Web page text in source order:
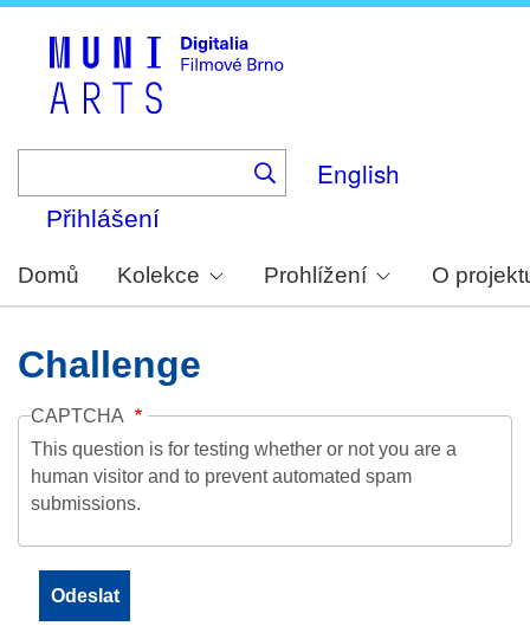
English
Přihlášení
Domů Kolekce Prohlížení O
Challenge
CAPTCHA
This question is for testing whether or not you are a
human visitor and to prevent automated spam
submissions.